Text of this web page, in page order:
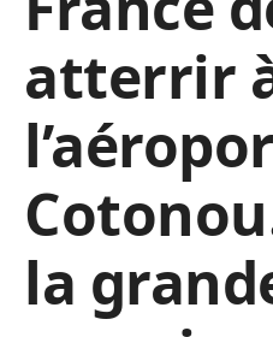
atterrir
la